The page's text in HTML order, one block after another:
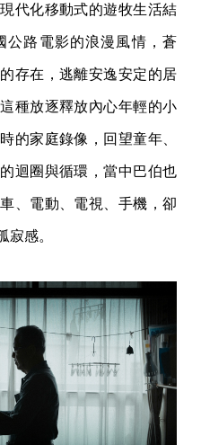
代化移動式的遊牧生活結
公路電影的浪漫風情，蒼
存在，逃離安逸安定的居
種放逐釋放內心年輕的小
的家庭錄像，回望童年、
迴圈與循環，當中巴伯也
、電動、電視、手機，卻
寂感。